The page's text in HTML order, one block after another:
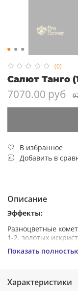
(0)
Салют Танго
7070.00 руб
В избранное
Добавить в
Описание
Эффекты:
Разноцветные
1-2. золотых
мерцающих,
3. синих, зелёных и
5. серебряных
Показать
Характеристики